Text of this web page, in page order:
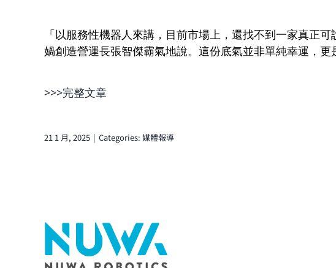
「以服務性機器人 來講，目前市場上，還找不到一家真正
媧創造營運長張智傑霸氣地說。這份底氣並非單純幸運，更
>>>完整文章
21 1 月, 2025 | Categories: 媒體報導